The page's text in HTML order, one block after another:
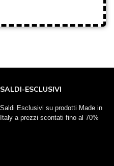
SALDI-ESCLUSIVI
Saldi Esclusivi su prodotti Made in
Italy a prezzi scontati fino al 70%